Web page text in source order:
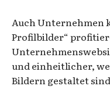
Auch Unternehmen
Profilbilder“
und einheitlicher,
Bildern gestaltet